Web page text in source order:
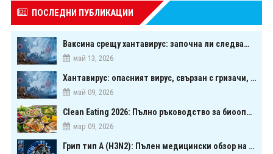
ПОСЛЕДНИ ПУБЛИКАЦИИ
Ваксина срещу хантавирус: започна ли следващата голяма надпревара в медицината?
май 13, 2026
Хантавирус: опасният вирус, свързан с гризачи, който предизвика тревога в Европа
май 09, 2026
Clean Eating 2026: Пълно ръководство за биооптимизация чрез хранене
мар 09, 2026
Грип тип A (H3N2): Пълен медицински обзор на сезонния щам през 2026 г.